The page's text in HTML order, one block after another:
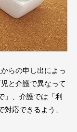
らの申し出によっ
と介護で異なって
」、介護では「利
応できるよう、